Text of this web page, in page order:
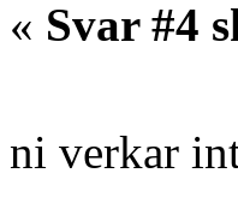
« Svar #4
ni verkar